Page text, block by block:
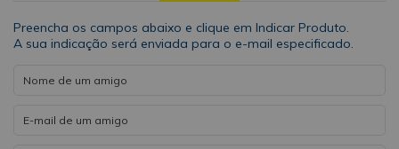
Preencha os campos abaixo e clique em Indicar Produto.
A sua indicação será enviada para o e-mail especificado.